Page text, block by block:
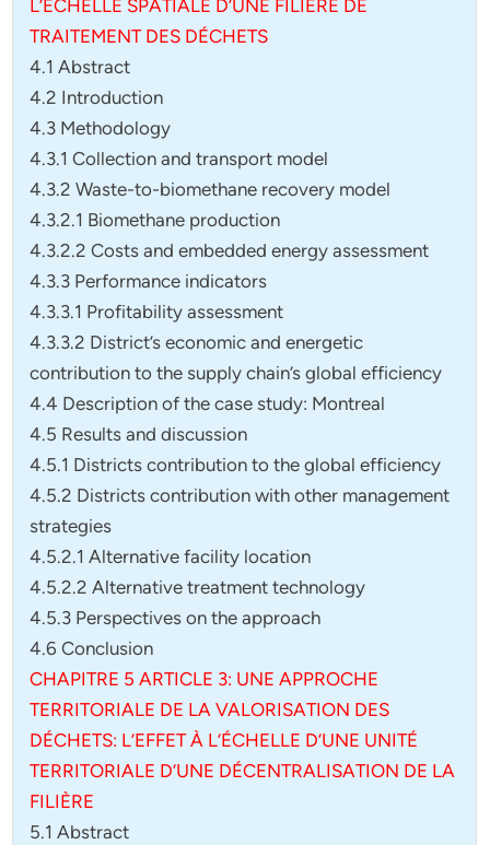
L’ÉCHELLE SPATIALE D’UNE FILIÈRE DE
TRAITEMENT DES DÉCHETS
4.1 Abstract
4.2 Introduction
4.3 Methodology
4.3.1 Collection and transport model
4.3.2 Waste-to-biomethane recovery model
4.3.2.1 Biomethane production
4.3.2.2 Costs and embedded energy assessment
4.3.3 Performance indicators
4.3.3.1 Profitability assessment
4.3.3.2 District’s economic and energetic
contribution to the supply chain’s global efficiency
4.4 Description of the case study: Montreal
4.5 Results and discussion
4.5.1 Districts contribution to the global efficiency
4.5.2 Districts contribution with other management
strategies
4.5.2.1 Alternative facility location
4.5.2.2 Alternative treatment technology
4.5.3 Perspectives on the approach
4.6 Conclusion
CHAPITRE 5 ARTICLE 3: UNE APPROCHE
TERRITORIALE DE LA VALORISATION DES
DÉCHETS: L’EFFET À L’ÉCHELLE D’UNE UNITÉ
TERRITORIALE D’UNE DÉCENTRALISATION DE LA
FILIÈRE
5.1 Abstract